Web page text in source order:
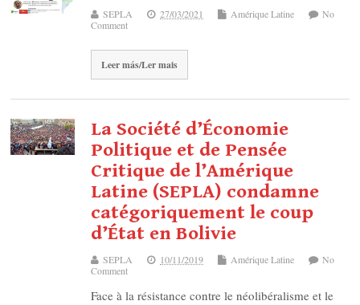
SEPLA 27/03/2021 Amérique Latine
No
Comment
Leer más/Ler mais
La Société d’Économie
Politique et de Pensée
Critique de l’Amérique
Latine (SEPLA) condamne
catégoriquement le coup
d’État en Bolivie
SEPLA 10/11/2019 Amérique Latine
No
Comment
Face à la résistance contre le néolibéralisme et le